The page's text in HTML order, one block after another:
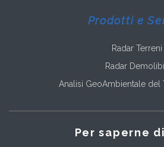
Prodotti e
Radar Terreni
Radar
Analisi GeoAmbientale del
Per saperne